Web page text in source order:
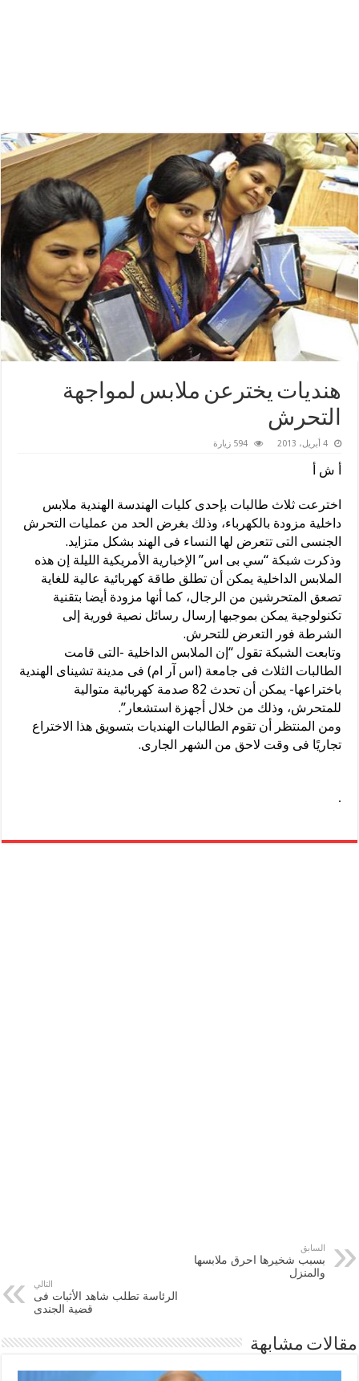
هنديات يخترعن ملابس لمواجهة
التحرش
4 أبريل، 2013 594 زيارة
أ ش أ
اخترعت ثلاث طالبات بإحدى كليات الهندسة الهندية ملابس
داخلية مزودة بالكهرباء، وذلك بغرض الحد من عمليات التحرش
الجنسى التى تتعرض لها النساء فى الهند بشكل متزايد.
وذكرت شبكة “سي بى اس” الإخبارية الأمريكية الليلة إن هذه
الملابس الداخلية يمكن أن تطلق طاقة كهربائية عالية للغاية
تصعق المتحرشين من الرجال، كما أنها مزودة أيضا بتقنية
تكنولوجية يمكن بموجبها إرسال رسائل نصية فورية إلى
الشرطة فور التعرض للتحرش.
وتابعت الشبكة تقول “إن الملابس الداخلية -التى قامت
الطالبات الثلاث فى جامعة (اس آر ام) فى مدينة تشيناى الهندية
باختراعها- يمكن أن تحدث 82 صدمة كهربائية متوالية
للمتحرش، وذلك من خلال أجهزة استشعار”.
ومن المنتظر أن تقوم الطالبات الهنديات بتسويق هذا الاختراع
تجاريًا فى وقت لاحق من الشهر الجارى.
.
السابق
بسبب شخيرها احرق ملابسها
والمنزل
التالي
الرئاسة تطلب شاهد الأثبات فى
قضية الجندى
مقالات مشابهة